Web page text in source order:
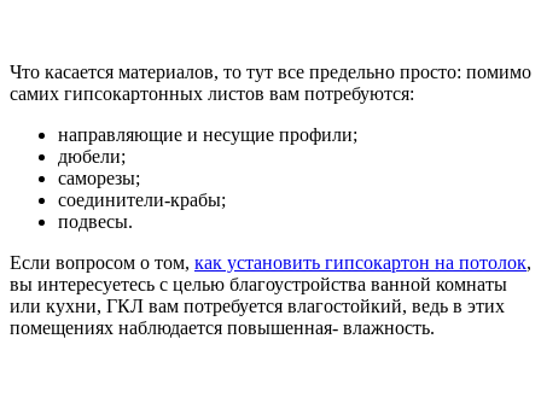
Что касается материалов, то тут все предельно просто: помимо
самих гипсокартонных листов вам потребуются:
направляющие и несущие профили;
дюбели;
саморезы;
соединители-крабы;
подвесы.
Если вопросом о том, как установить гипсокартон на потолок,
вы интересуетесь с целью благоустройства ванной комнаты
или кухни, ГКЛ вам потребуется влагостойкий, ведь в этих
помещениях наблюдается повышенная- влажность.